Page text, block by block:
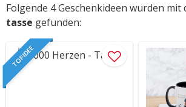
Folgende 4 Geschenkideen wurden mit
tasse gefunden:
TOP IDEE